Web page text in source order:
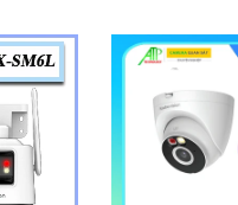
hình